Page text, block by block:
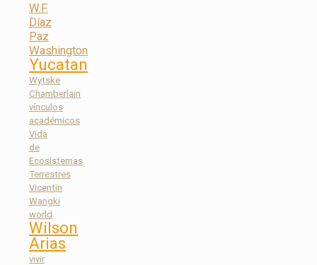
W.F.
Díaz
Paz
Washington
Yucatan
Wytske
Chamberlain
vínculos
académicos
Vida
de
Ecosistemas
Terrestres
Vicentin
Wangki
world
Wilson
Arias
vivir